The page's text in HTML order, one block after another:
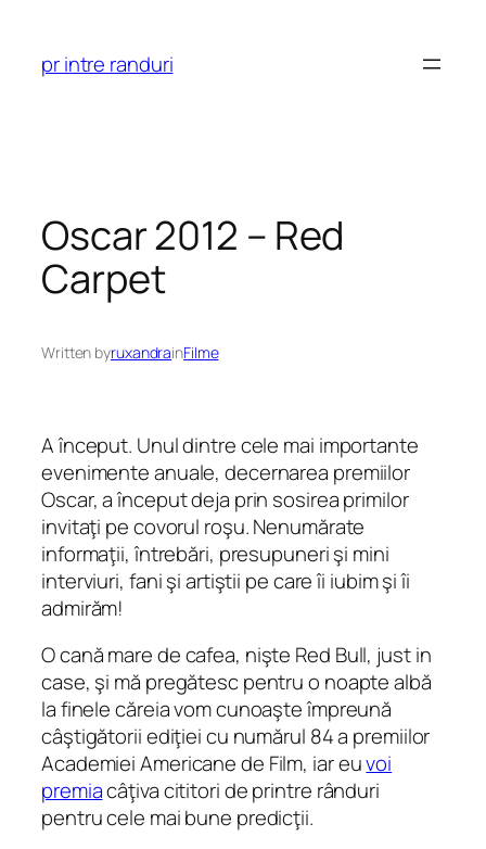
content
pr intre randuri
Oscar 2012 – Red
Carpet
Written byruxandrainFilme
A început. Unul dintre cele mai importante
evenimente anuale, decernarea premiilor
Oscar, a început deja prin sosirea primilor
invitaţi pe covorul roşu. Nenumărate
informaţii, întrebări, presupuneri şi mini
interviuri, fani şi artiştii pe care îi iubim şi îi
admirăm!
O cană mare de cafea, nişte Red Bull, just in
case, şi mă pregătesc pentru o noapte albă
la finele căreia vom cunoaşte împreună
câştigătorii ediţiei cu numărul 84 a premiilor
Academiei Americane de Film, iar euvoi
premiacâţiva cititori de printre rânduri
pentru cele mai bune predicţii.